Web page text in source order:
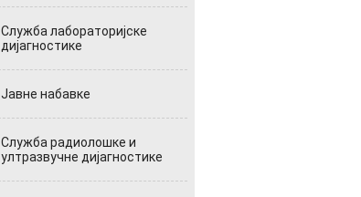
Служба лабораторијске
дијагностике
Јавне набавке
Служба радиолошке и
ултразвучне дијагностике